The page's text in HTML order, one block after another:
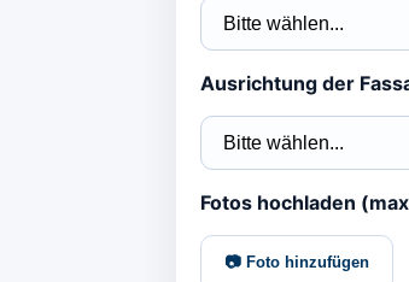
Ausrichtung der
Fotos hochladen
📷 Foto hinzufügen